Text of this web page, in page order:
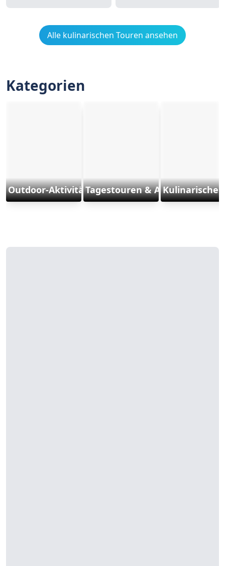
Alle kulinarischen Touren ansehen
Kategorien
Outdoor-Aktivitäten und Sports
Tagestouren & Ausflüge
Kulinarische